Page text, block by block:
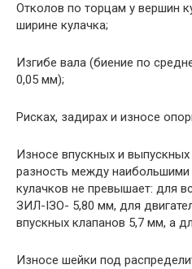
Отколов по торцам у вершин
ширине кулачка;
Изгибе вала (биение по
0,05 мм);
Рисках, задирах и износе
Износе впускных и
разность между
кулачков не превышает: для
ЗИЛ-ІЗО- 5,80 мм, для
впускных клапанов 5,7 мм, а
Износе шейки под